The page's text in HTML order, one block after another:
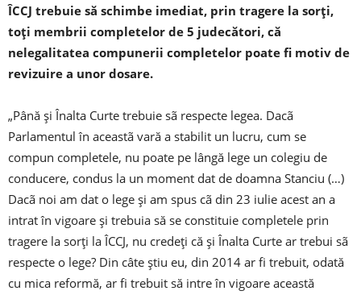
ÎCCJ trebuie să schimbe imediat, prin tragere la sorţi,
toţi membrii completelor de 5 judecători, că
nelegalitatea compunerii completelor poate fi motiv de
revizuire a unor dosare.
„Până şi Înalta Curte trebuie sã respecte legea. Dacã
Parlamentul în aceastã vară a stabilit un lucru, cum se
compun completele, nu poate pe lângă lege un colegiu de
conducere, condus la un moment dat de doamna Stanciu (…)
Dacã noi am dat o lege şi am spus cã din 23 iulie acest an a
intrat în vigoare şi trebuia să se constituie completele prin
tragere la sorţi la ÎCCJ, nu credeţi că şi Înalta Curte ar trebui sã
respecte o lege? Din câte ştiu eu, din 2014 ar fi trebuit, odată
cu mica reformă, ar fi trebuit să intre în vigoare această